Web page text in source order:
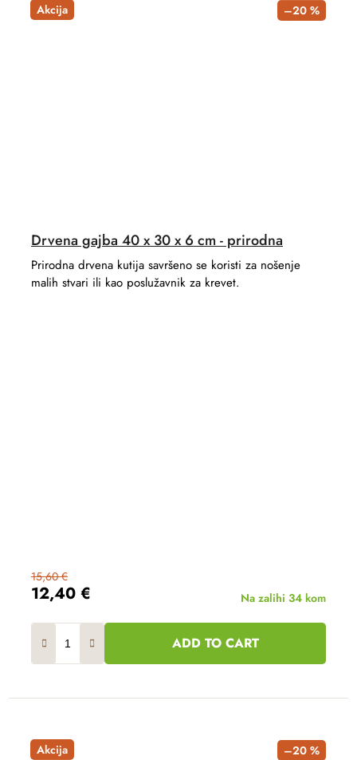
Akcija –20 %
Drvena gajba 40 x 30 x 6 cm - prirodna
12,40 €
15,60 €
Na zalihi 34 kom
ADD TO CART
Prirodna drvena kutija savršeno se koristi za nošenje
malih stvari ili kao poslužavnik za krevet.
Akcija –20 %